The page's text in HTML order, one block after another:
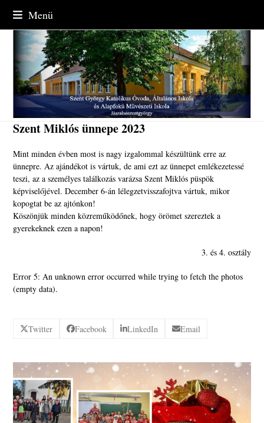
content
Menü
Szent Miklós ünnepe 2023
Mint minden évben most is nagy izgalommal készültünk erre az
ünnepre. Az ajándékot is vártuk, de ami ezt az ünnepet emlékezetessé
teszi, az a személyes találkozás varázsa Szent Miklós püspök
képviselőjével. December 6-án lélegzetvisszafojtva vártuk, mikor
kopogtat be az ajtónkon!
Köszönjük minden közreműködőnek, hogy örömet szereztek a
gyerekeknek ezen a napon!
3. és 4. osztály
Error 5: An unknown error occurred while trying to fetch the photos
(empty data).
Twitter Facebook LinkedIn Email